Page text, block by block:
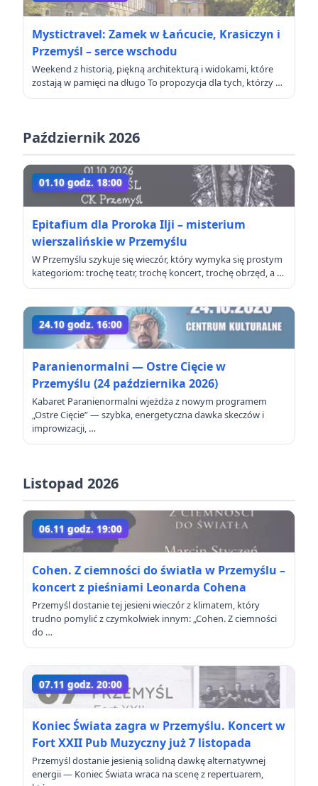
Mystictravel: Zamek w Łańcucie, Krasiczyn i
Przemyśl – serce wschodu
Weekend z historią, piękną architekturą i widokami, które
zostają w pamięci na długo To propozycja dla tych, którzy …
Październik 2026
01.10 godz. 18:00
Epitafium dla Proroka Ilji – misterium
wierszalińskie w Przemyślu
W Przemyślu szykuje się wieczór, który wymyka się prostym
kategoriom: trochę teatr, trochę koncert, trochę obrzęd, a …
24.10 godz. 16:00
Paranienormalni — Ostre Cięcie w
Przemyślu (24 października 2026)
Kabaret Paranienormalni wjeżdża z nowym programem
„Ostre Cięcie” — szybka, energetyczna dawka skeczów i
improwizacji, …
Listopad 2026
06.11 godz. 19:00
Cohen. Z ciemności do światła w Przemyślu –
koncert z pieśniami Leonarda Cohena
Przemyśl dostanie tej jesieni wieczór z klimatem, który
trudno pomylić z czymkolwiek innym: „Cohen. Z ciemności
do …
07.11 godz. 20:00
Koniec Świata zagra w Przemyślu. Koncert w
Fort XXII Pub Muzyczny już 7 listopada
Przemyśl dostanie jesienią solidną dawkę alternatywnej
energii — Koniec Świata wraca na scenę z repertuarem,